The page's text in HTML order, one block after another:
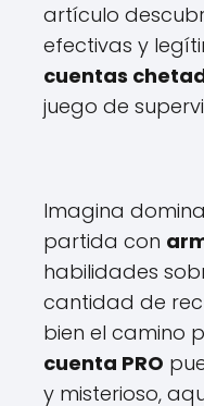
artículo
efectivas y
cuentas
juego de
Imagina
partida con
habilidades
cantidad de
bien el camino
cuenta PRO
y misterioso,